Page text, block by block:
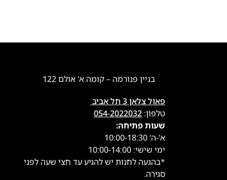
בניין פנורמה – קומה א' אולם 122
פאול צלאן 3 תל אביב
טלפון: 054-2022032
שעות פתיחה:
א’-ה’ 10:00-18:30
ימי שישי: 10:00-14:00
*בהגעה לחנות יש להגיע עד חצי שעה לפני
סגירה.